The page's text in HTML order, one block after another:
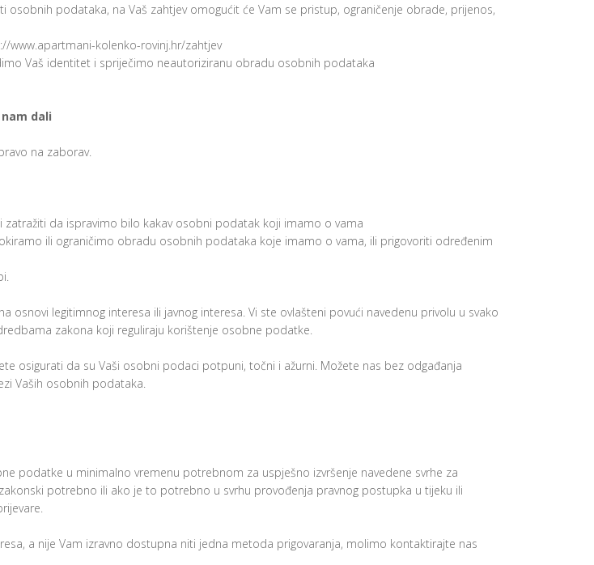
podataka, na Vaš zahtjev omogućit će Vam se pristup, ograničenje obrade, prijenos,
www.apartmani-kolenko-rovinj.hr/zahtjev
Vaš identitet i spriječimo neautoriziranu obradu osobnih podataka
dali
na zaborav.
da ispravimo bilo kakav osobni podatak koji imamo o vama
ili ograničimo obradu osobnih podataka koje imamo o vama, ili prigovoriti određenim
legitimnog interesa ili javnog interesa. Vi ste ovlašteni povući navedenu privolu u svako
zakona koji reguliraju korištenje osobne podatke.
osigurati da su Vaši osobni podaci potpuni, točni i ažurni. Možete nas bez odgađanja
Vaših osobnih podataka.
podatke u minimalno vremenu potrebnom za uspješno izvršenje navedene svrhe za
potrebno ili ako je to potrebno u svrhu provođenja pravnog postupka u tijeku ili
a nije Vam izravno dostupna niti jedna metoda prigovaranja, molimo kontaktirajte nas